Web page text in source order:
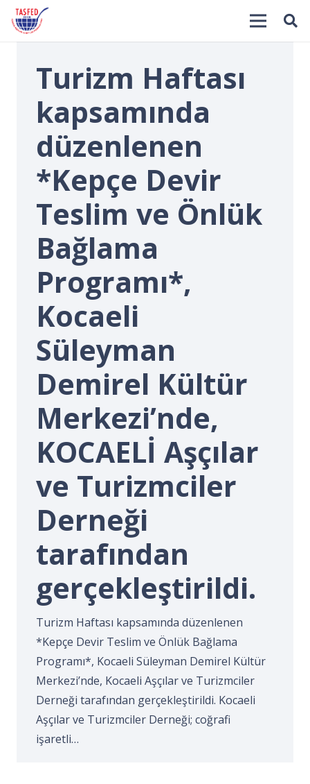
Turizm Haftası
kapsamında
düzenlenen
*Kepçe Devir
Teslim ve Önlük
Bağlama
Programı*,
Kocaeli
Süleyman
Demirel Kültür
Merkezi’nde,
KOCAELİ Aşçılar
ve Turizmciler
Derneği
tarafından
gerçekleştirildi.
Turizm Haftası kapsamında düzenlenen
*Kepçe Devir Teslim ve Önlük Bağlama
Programı*, Kocaeli Süleyman Demirel Kültür
Merkezi’nde, Kocaeli Aşçılar ve Turizmciler
Derneği tarafından gerçekleştirildi. Kocaeli
Aşçılar ve Turizmciler Derneği; coğrafi
işaretli…